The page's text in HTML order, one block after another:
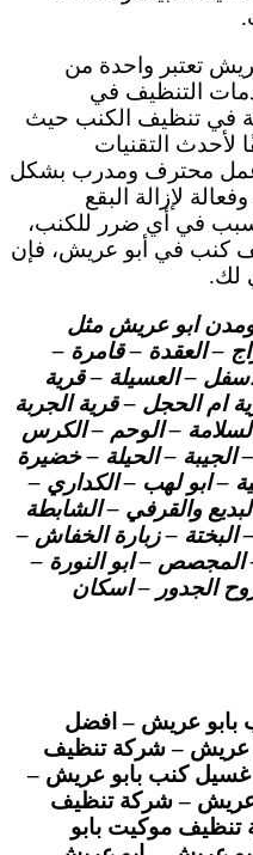
تعتبر واحدة من
التنظيف في
في تنظيف الكنب حيث
لأحدث التقنيات
عمل محترف ومدرب بشكل
لإزالة البقع
في أي ضرر للكنب،
كنب في أبو عريش، فإن
لك.
ابو عريش مثل
– العقدة – قامرة –
– العسيلة – قرية
ام الحجل – قرية الجربة
– الوحم – الكرس
الجيبة – الحيلة – خضيرة
ابو لهب – الكداري –
والقرفي – الشابطة
البختة – زبارة الخفاش –
المجصص – ابو النورة –
الجدور – اسكان
بابو عريش – افضل
عريش – شركة تنظيف
كنب بابو عريش –
عريش – شركة تنظيف
موكيت بابو